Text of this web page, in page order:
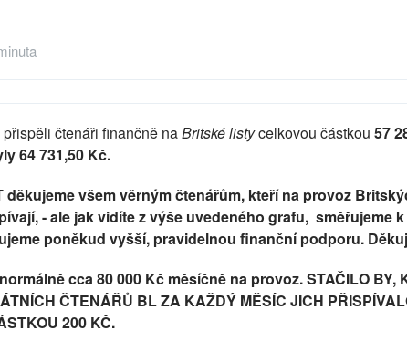
čtenáři finančně naBritské listycelkovou částkou 57
64 731,50 Kč.
děkujeme všem věrným čtenářům, kteří na provoz
- ale jak vidíte z výše uvedeného grafu, směřujeme
poněkud vyšší, pravidelnou finanční podporu.
cca 80 000 Kč měsíčně na provoz. STAČILO BY,
ČTENÁŘŮ BL ZA KAŽDÝ MĚSÍC JICH
200 KČ.